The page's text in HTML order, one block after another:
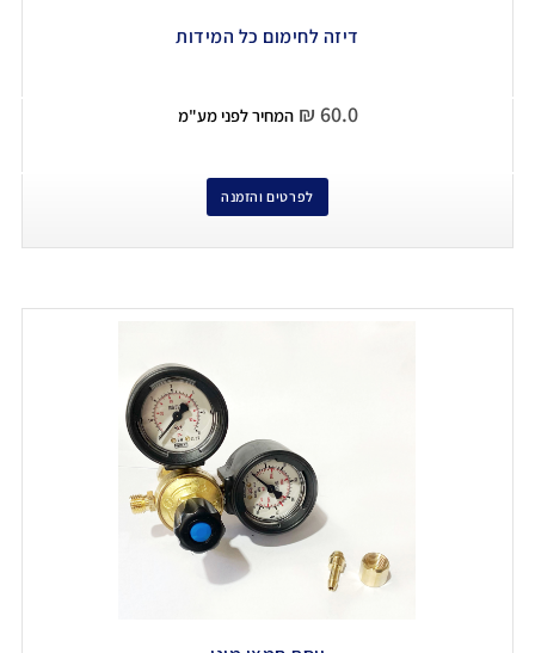
דיזה לחימום כל המידות
₪ 60.0 המחיר לפני מע"מ
לפרטים והזמנה